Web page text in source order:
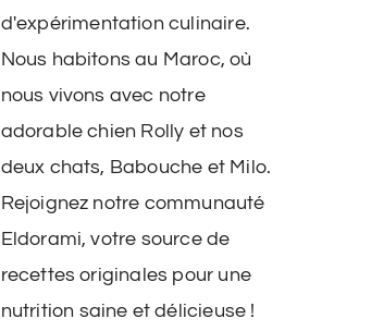
d'expérimentation culinaire.
Nous habitons au Maroc, où
nous vivons avec notre
adorable chien Rolly et nos
deux chats, Babouche et Milo.
Rejoignez notre communauté
Eldorami, votre source de
recettes originales pour une
nutrition saine et délicieuse !